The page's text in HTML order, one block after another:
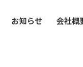
お知らせ 会社概